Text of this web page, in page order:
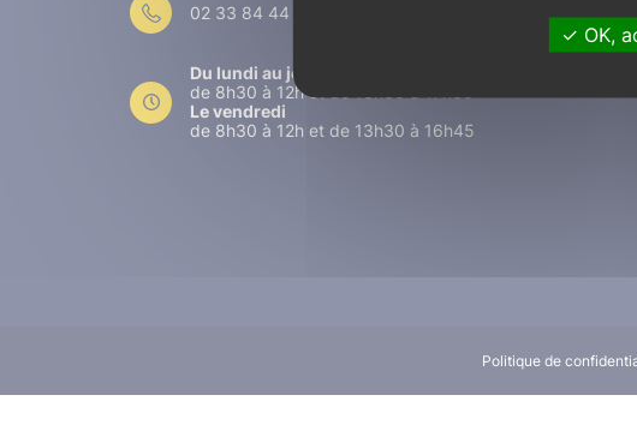
02 33 84 44 44
Du lundi au jeudi
de 8h30 à 12h et de 13h30 à 17h30
Le vendredi
de 8h30 à 12h et de 13h30 à 16h45
Politique de
OK,